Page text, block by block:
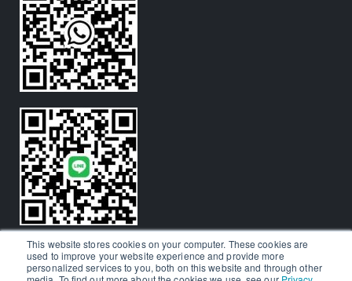
This website stores cookies on your computer. These cookies are
used to improve your website experience and provide more
personalized services to you, both on this website and through other